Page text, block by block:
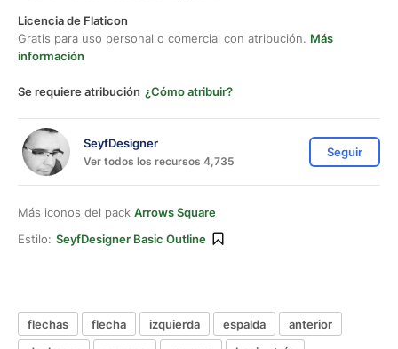
Licencia de Flaticon
Gratis para uso personal o comercial con atribución. Más
información
Se requiere atribución ¿Cómo atribuir?
SeyfDesigner
Ver todos los recursos 4,735
Seguir
Más iconos del pack Arrows Square
Estilo: SeyfDesigner Basic Outline
flechas flecha izquierda espalda
anterior